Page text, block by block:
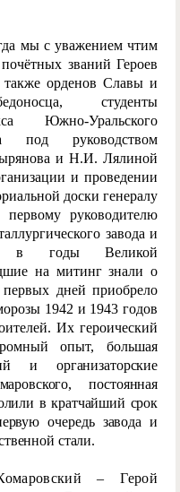
мы с уважением чтим
званий Героев
орденов Славы и
студенты
Южно-Уральского
под руководством
и Н.И. Лялиной
и проведении
доски генералу
руководителю
завода и
в годы Великой
на митинг знали о
дней приобрело
1942 и 1943 годов
Их героический
опыт, большая
и организаторские
постоянная
в кратчайший срок
очередь завода и
стали.
– Герой